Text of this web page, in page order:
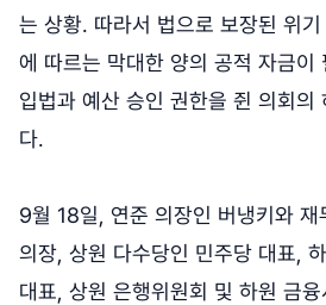
는 상황. 따라서 법으로 보장된 위
에 따르는 막대한 양의 공적 자금이
입법과 예산 승인 권한을 쥔 의회의
다.
9월 18일, 연준 의장인 버냉키와 재
의장, 상원 다수당인 민주당 대표,
대표, 상원 은행위원회 및 하원 금